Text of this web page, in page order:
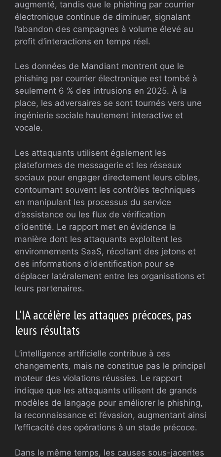
augmenté, tandis que le phishing par courrier
électronique continue de diminuer, signalant
l’abandon des campagnes à volume élevé au
profit d’interactions en temps réel.
Les données de Mandiant montrent que le
phishing par courrier électronique est tombé à
seulement 6 % des intrusions en 2025. À la
place, les adversaires se sont tournés vers une
ingénierie sociale hautement interactive et
vocale.
Les attaquants utilisent également les
plateformes de messagerie et les réseaux
sociaux pour engager directement leurs cibles,
contournant souvent les contrôles techniques
en manipulant les processus du service
d’assistance ou les flux de vérification
d’identité. Le rapport met en évidence la
manière dont les attaquants exploitent les
environnements SaaS, récoltant des jetons et
des informations d’identification pour se
déplacer latéralement entre les organisations et
leurs partenaires.
L’IA accélère les attaques précoces, pas
leurs résultats
L’intelligence artificielle contribue à ces
changements, mais ne constitue pas le principal
moteur des violations réussies. Le rapport
indique que les attaquants utilisent de grands
modèles de langage pour améliorer le phishing,
la reconnaissance et l’évasion, augmentant ainsi
l’efficacité des opérations à un stade précoce.
Dans le même temps, les causes sous-jacentes